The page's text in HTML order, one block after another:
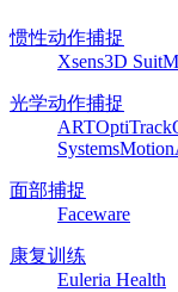
惯性动作捕捉
Xsens3D Suit
光学动作捕捉
ARTOptiTrack
Systems
面部捕捉
Faceware
康复训练
Euleria Health